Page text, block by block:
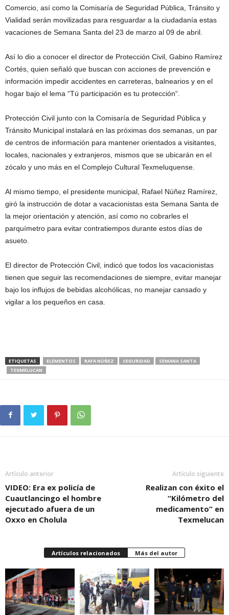
Comercio, así como la Comisaría de Seguridad Pública, Tránsito y
Vialidad serán movilizadas para resguardar a la ciudadanía estas
vacaciones de Semana Santa del 23 de marzo al 09 de abril.
Así lo dio a conocer el director de Protección Civil, Gabino Ramírez
Cortés, quien señaló que buscan con acciones de prevención e
información impedir accidentes en carreteras, balnearios y en el
hogar bajo el lema “Tú participación es tu protección“.
Protección Civil junto con la Comisaría de Seguridad Pública y
Tránsito Municipal instalará en las próximas dos semanas, un par
de centros de información para mantener orientados a visitantes,
locales, nacionales y extranjeros, mismos que se ubicarán en el
zócalo y uno más en el Complejo Cultural Texmeluquense.
Al mismo tiempo, el presidente municipal, Rafael Núñez Ramírez,
giró la instrucción de dotar a vacacionistas esta Semana Santa de
la mejor orientación y atención, así como no cobrarles el
parquímetro para evitar contratiempos durante estos días de
asueto.
El director de Protección Civil, indicó que todos los vacacionistas
tienen que seguir las recomendaciones de siempre, evitar manejar
bajo los influjos de bebidas alcohólicas, no manejar cansado y
vigilar a los pequeños en casa.
ETIQUETAS ELEMENTOS RAFA NÚÑEZ SEGURIDAD
SEMANA SANTA
TEXMELUCAN
Artículo anterior
VIDEO: Era ex policía de
Cuautlancingo el hombre
ejecutado afuera de un
Oxxo en Cholula
Artículo siguiente
Realizan con éxito el
“Kilómetro del
medicamento” en
Texmelucan
Artículos relacionados Más del autor